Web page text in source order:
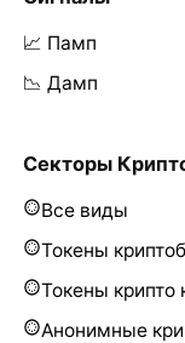
📈 Памп
📉 Дамп
Секторы
Все виды
Токены
Токены крипто
Анонимные